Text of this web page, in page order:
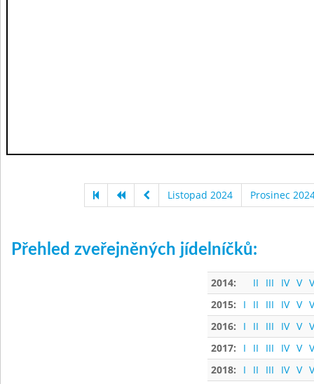
Listopad 2024 Prosinec
Přehled zveřejněných jídelníčků:
2014: II III IV V
2015:
I II III IV V
2016:
I II III IV V
2017:
I II III IV V
2018:
I II III IV V